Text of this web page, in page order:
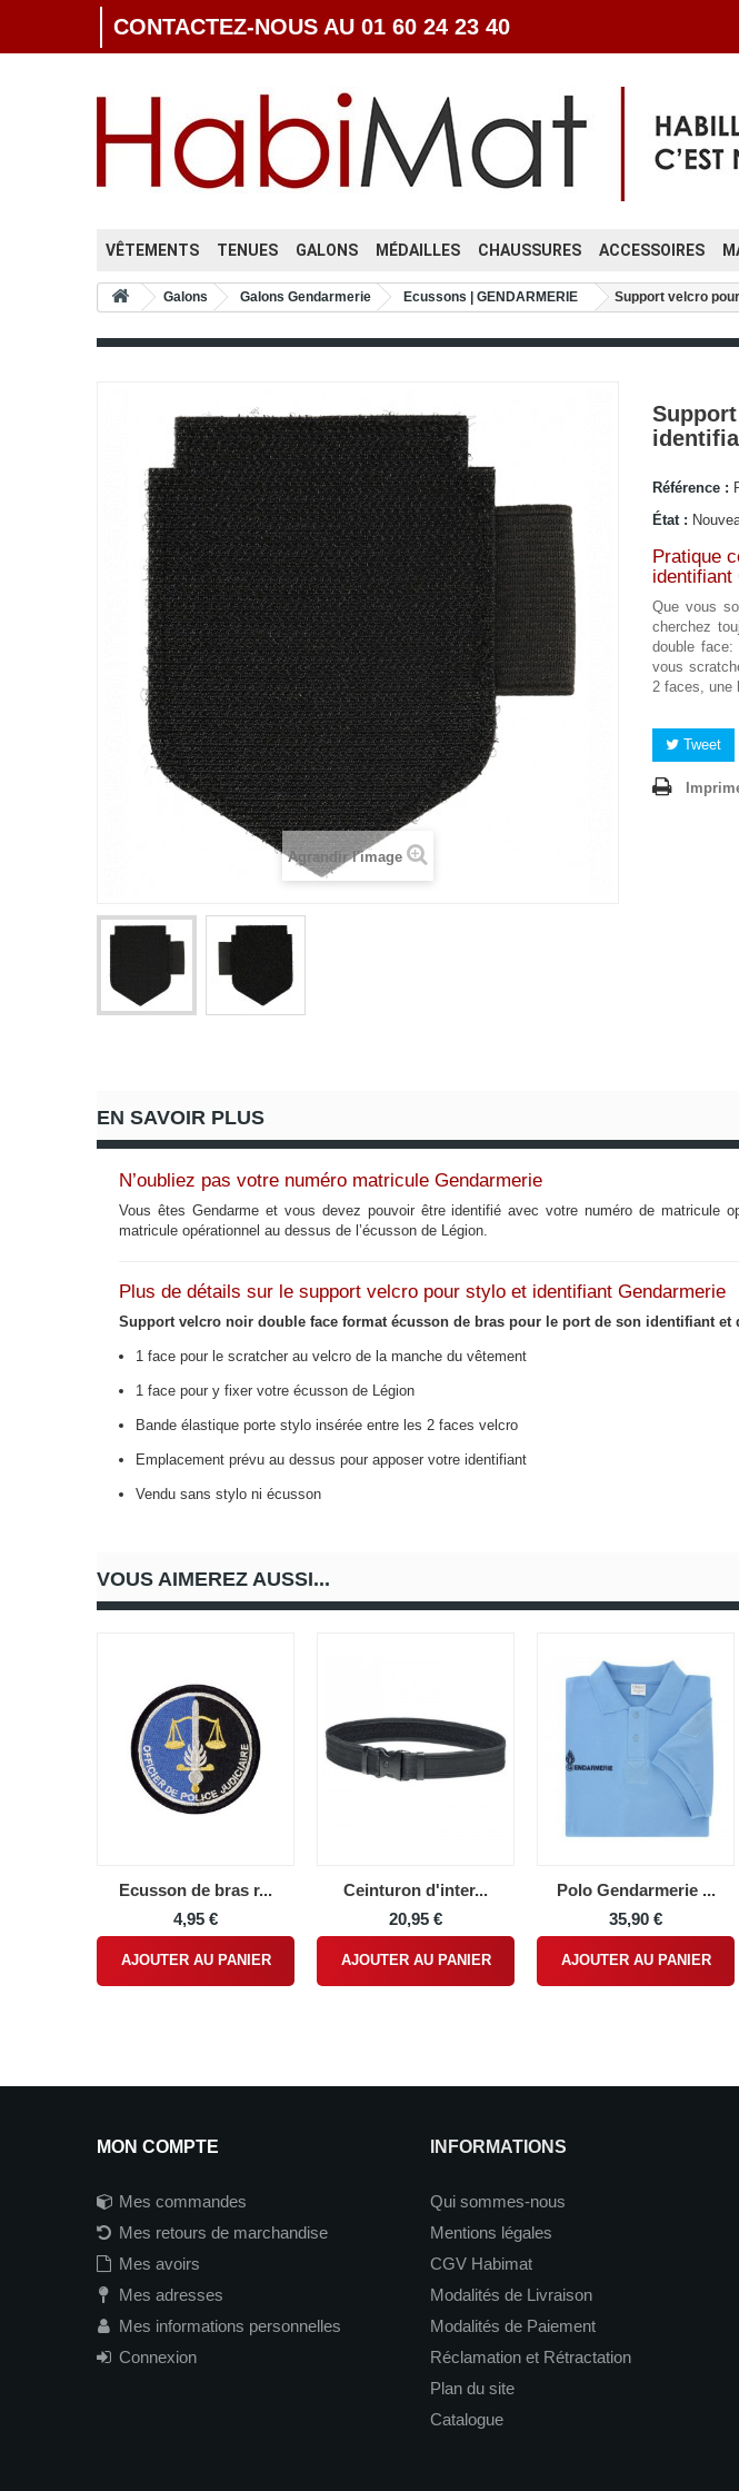
CONTACTEZ-NOUS AU 01 60 24 23 40
VÊTEMENTS TENUES GALONS MÉDAILLES CHAUSSURES ACCESSOIRES
Galons Galons Gendarmerie Ecussons | GENDARMERIE Support velcro
Agrandir l'image
Référence :
État :
Pratique
identifiant
Que vous
cherchez
double
vous
2 faces, une
Tweet
EN SAVOIR PLUS
N’oubliez pas votre numéro matricule Gendarmerie
Vous êtes Gendarme et vous devez pouvoir être identifié avec votre numéro de
matricule opérationnel au dessus de l’écusson de Légion.
Plus de détails sur le support velcro pour stylo et identifiant Gendarmerie
Support velcro noir double face format écusson de bras pour le port de son identifiant et
1 face pour le scratcher au velcro de la manche du vêtement
1 face pour y fixer votre écusson de Légion
Bande élastique porte stylo insérée entre les 2 faces velcro
Emplacement prévu au dessus pour apposer votre identifiant
Vendu sans stylo ni écusson
VOUS AIMEREZ AUSSI...
Ecusson de bras r...
4,95 €
AJOUTER AU PANIER
Ceinturon d'inter...
20,95 €
AJOUTER AU PANIER
Polo Gendarmerie ...
35,90 €
AJOUTER AU PANIER
MON COMPTE
Mes commandes
Mes retours de marchandise
Mes avoirs
Mes adresses
Mes informations personnelles
Connexion
INFORMATIONS
Qui sommes-nous
Mentions légales
CGV Habimat
Modalités de Livraison
Modalités de Paiement
Réclamation et Rétractation
Plan du site
Catalogue